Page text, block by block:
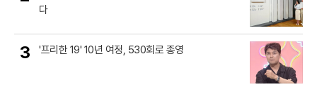
다
3 '프리한 19' 10년 여정, 530회로 종영